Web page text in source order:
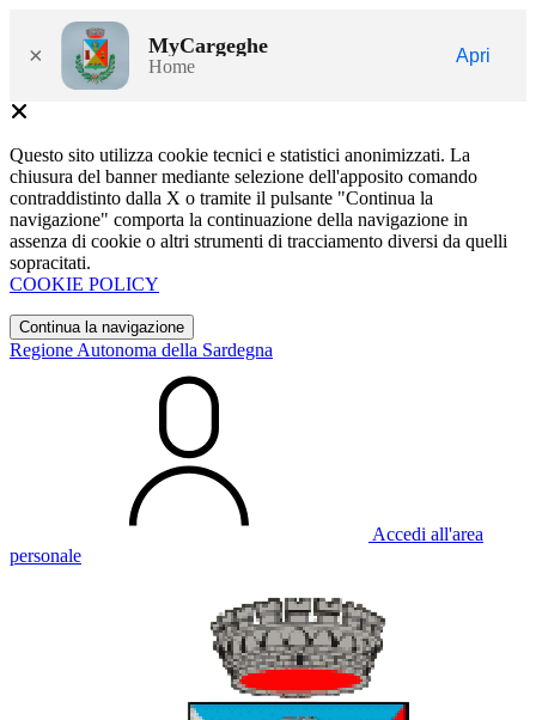
× MyCargeghe
Home
Apri
Questo sito utilizza cookie tecnici e statistici anonimizzati. La
chiusura del banner mediante selezione dell'apposito comando
contraddistinto dalla X o tramite il pulsante "Continua la
navigazione" comporta la continuazione della navigazione in
assenza di cookie o altri strumenti di tracciamento diversi da quelli
sopracitati.
COOKIE POLICY
Continua la navigazione
Regione Autonoma della Sardegna
Accedi all'area
personale